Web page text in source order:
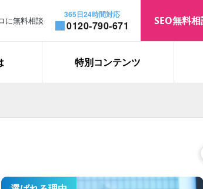
に無料相談
365日24時間対応
0120-790-671 SEO無料相
特別コンテンツ
索表示回数・オーガニ